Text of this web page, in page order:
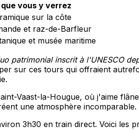
que vous y verrez
sur la côte
et raz-de-Barfleur
et musée maritime
patrimonial inscrit à l'UNESCO
sur ces tours qui offraient
Vaast-la-Hougue, où j'aime
une atmosphère incomparable.
3h30 en train direct. Voici les